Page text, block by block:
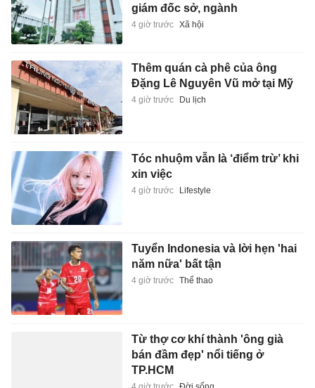
giám đốc sở, ngành
4 giờ trước Xã hội
Thêm quán cà phê của ông
Đặng Lê Nguyên Vũ mở tại Mỹ
4 giờ trước Du lịch
Tóc nhuộm vẫn là ‘điểm trừ’ khi
xin việc
4 giờ trước Lifestyle
Tuyển Indonesia và lời hẹn 'hai
năm nữa' bất tận
4 giờ trước Thể thao
Từ thợ cơ khí thành 'ông già
bán đầm đẹp' nổi tiếng ở
TP.HCM